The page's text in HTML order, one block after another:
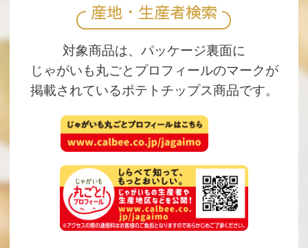
産地・生産者検索
対象商品は、パッケージ裏面に
じゃがいも丸ごとプロフィールのマークが
掲載されているポテトチップス商品です。